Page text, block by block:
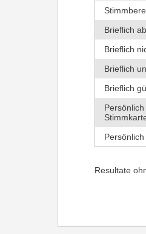
Brieflich
Brieflich
Brieflich
Brieflich
Resultate